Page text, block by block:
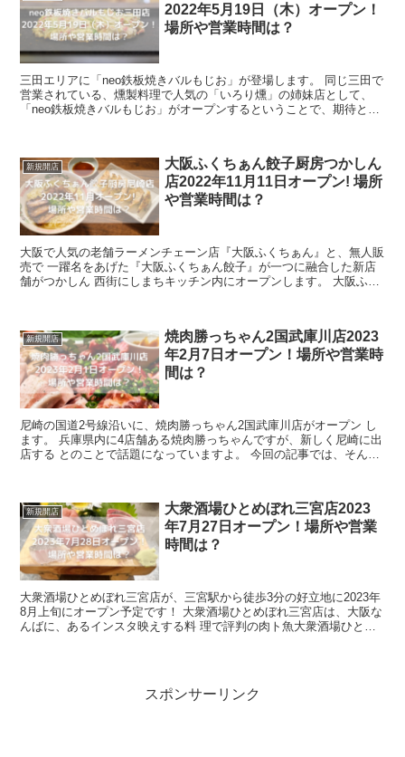
2022年5月19日（木）オープン！
場所や営業時間は？
三田エリアに「neo鉄板焼きバルもじお」が登場します。 同じ三田で
営業されている、燻製料理で人気の「いろり燻」の姉妹店として、
「neo鉄板焼きバルもじお」がオープンするということで、期待と注
新規開店
大阪ふくちぁん餃子厨房つかしん
店2022年11月11日オープン! 場所
や営業時間は？
大阪で人気の老舗ラーメンチェーン店『大阪ふくちぁん』と、無人販
売で 一躍名をあげた『大阪ふくちぁん餃子』が一つに融合した新店
舗がつかしん 西街にしまちキッチン内にオープンします。 大阪ふく
新規開店
焼肉勝っちゃん2国武庫川店2023
年2月7日オープン！場所や営業時
間は？
尼崎の国道2号線沿いに、焼肉勝っちゃん2国武庫川店がオープン し
ます。 兵庫県内に4店舗ある焼肉勝っちゃんですが、新しく尼崎に出
店する とのことで話題になっていますよ。 今回の記事では、そんな
新規開店
大衆酒場ひとめぼれ三宮店2023
年7月27日オープン！場所や営業
時間は？
大衆酒場ひとめぼれ三宮店が、三宮駅から徒歩3分の好立地に2023年
8月上旬にオープン予定です！ 大衆酒場ひとめぼれ三宮店は、大阪な
んばに、あるインスタ映えする料 理で評判の肉ト魚大衆酒場ひとめ
スポンサーリンク